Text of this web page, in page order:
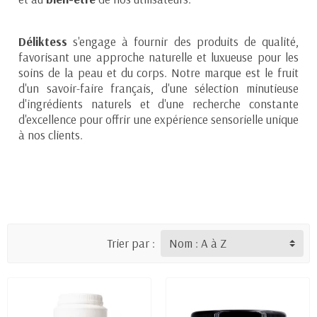
Déliktess s'engage à fournir des produits de qualité,
favorisant une approche naturelle et luxueuse pour les
soins de la peau et du corps. Notre marque est le fruit
d'un savoir-faire français, d'une sélection minutieuse
d'ingrédients naturels et d'une recherche constante
d'excellence pour offrir une expérience sensorielle unique
à nos clients.
Trier par :